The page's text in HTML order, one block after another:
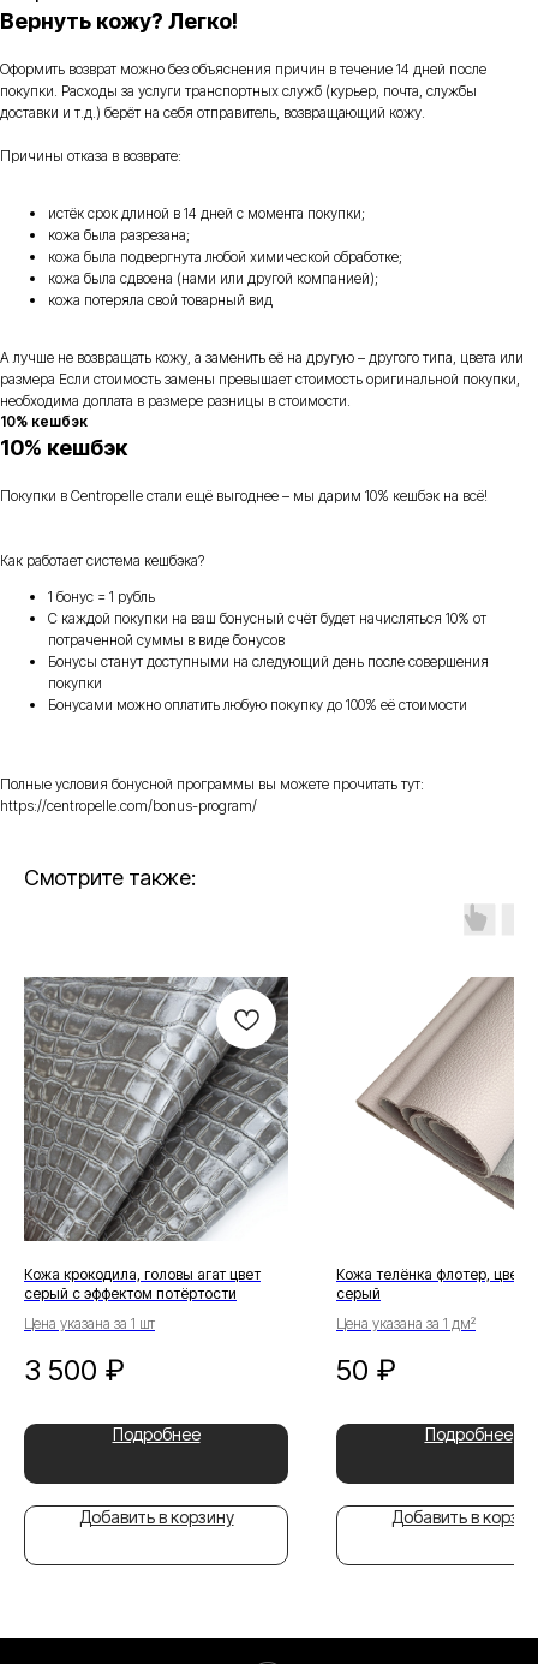
Вернуть кожу? Легко!
Оформить возврат можно без объяснения причин в течение 14 дней после
покупки. Расходы за услуги транспортных служб (курьер, почта, службы
доставки и т.д.) берёт на себя отправитель, возвращающий кожу.
Причины отказа в возврате:
истёк срок длиной в 14 дней с момента покупки;
кожа была разрезана;
кожа была подвергнута любой химической обработке;
кожа была сдвоена (нами или другой компанией);
кожа потеряла свой товарный вид
А лучше не возвращать кожу, а заменить её на другую – другого типа, цвета или
размера Если стоимость замены превышает стоимость оригинальной покупки,
необходима доплата в размере разницы в стоимости.
10% кешбэк
10% кешбэк
Покупки в Centropelle стали ещё выгоднее – мы дарим 10% кешбэк на всё!
Как работает система кешбэка?
1 бонус = 1 рубль
С каждой покупки на ваш бонусный счёт будет начисляться 10% от
потраченной суммы в виде бонусов
Бонусы станут доступными на следующий день после совершения
покупки
Бонусами можно оплатить любую покупку до 100% её стоимости
Полные условия бонусной программы вы можете прочитать тут:
https://centropelle.com/bonus-program/
Смотрите также:
Кожа крокодила, головы агат цвет
серый с эффектом потёртости
Цена указана за 1 шт
3 500 ₽
Подробнее
Добавить в корзину
Кожа телёнка флотер, цвет
серый
Цена указана за 1 дм²
50 ₽
Подробнее
Добавить в